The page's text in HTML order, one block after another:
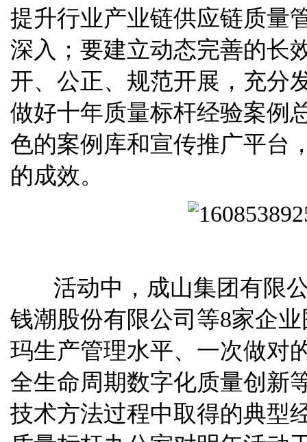
提升行业产业链供应链质量
深入；要建立动态完善的长
开、公正、规范开展，充分
做好十年质量标杆经验案例
色的案例库和宣传推广平台
的成效。
活动中，成山集团有限
钱潮股份有限公司等8家企
玛生产管理水平、一次做对
全生命周期数字化质量创新
技术方法过程中取得的典型